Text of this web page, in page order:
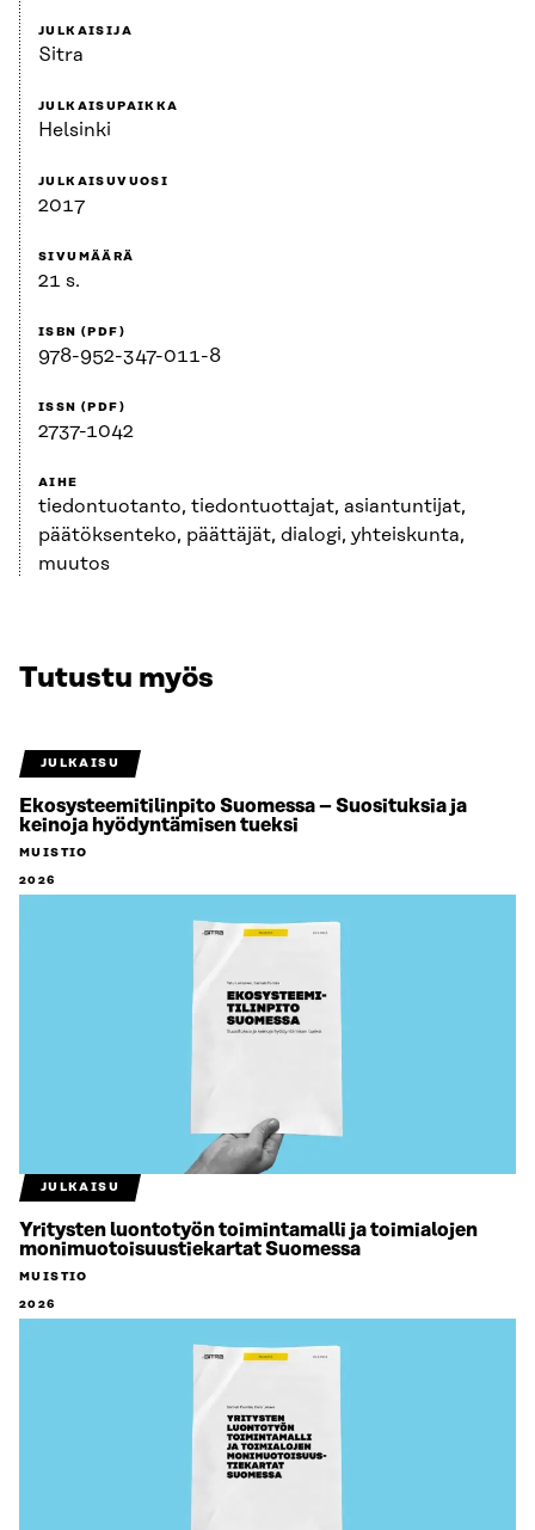
JULKAISIJA
Sitra
JULKAISUPAIKKA
Helsinki
JULKAISUVUOSI
2017
SIVUMÄÄRÄ
21 s.
ISBN (PDF)
978-952-347-011-8
ISSN (PDF)
2737-1042
AIHE
tiedontuotanto, tiedontuottajat, asiantuntijat,
päätöksenteko, päättäjät, dialogi, yhteiskunta,
muutos
Tutustu myös
JULKAISU
Ekosysteemitilinpito Suomessa – Suosituksia ja
keinoja hyödyntämisen tueksi
MUISTIO
2026
JULKAISU
Yritysten luontotyön toimintamalli ja toimialojen
monimuotoisuustiekartat Suomessa
MUISTIO
2026